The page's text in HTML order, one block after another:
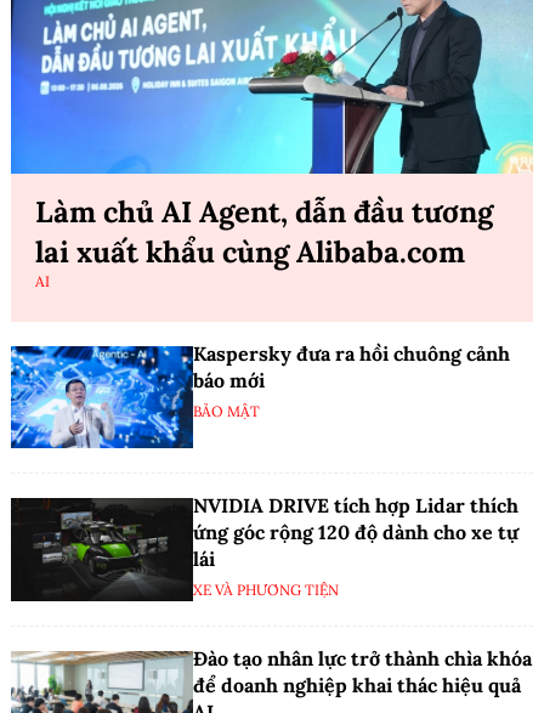
Làm chủ AI Agent, dẫn đầu tương
lai xuất khẩu cùng Alibaba.com
AI
Kaspersky đưa ra hồi chuông cảnh
báo mới
BẢO MẬT
NVIDIA DRIVE tích hợp Lidar thích
ứng góc rộng 120 độ dành cho xe tự
lái
XE VÀ PHƯƠNG TIỆN
Đào tạo nhân lực trở thành chìa khóa
để doanh nghiệp khai thác hiệu quả